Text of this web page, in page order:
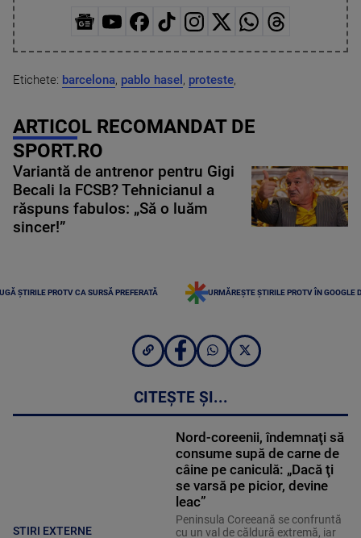
Etichete: barcelona, pablo hasel , proteste,
ARTICOL RECOMANDAT DE
SPORT.RO
Variantă de antrenor pentru Gigi
Becali la FCSB? Tehnicianul a
răspuns fabulos: „Să o luăm
sincer!”
ȘTIRILE PROTV CA SURSĂ PREFERATĂ URMĂREȘTE ȘTIRILE PROTV ÎN GOOGLE
CITEȘTE ȘI...
STIRI EXTERNE
Nord-coreenii, îndemnaţi să
consume supă de carne de
câine pe caniculă: „Dacă ţi
se varsă pe picior, devine
leac”
Peninsula Coreeană se confruntă
cu un val de căldură extremă, iar